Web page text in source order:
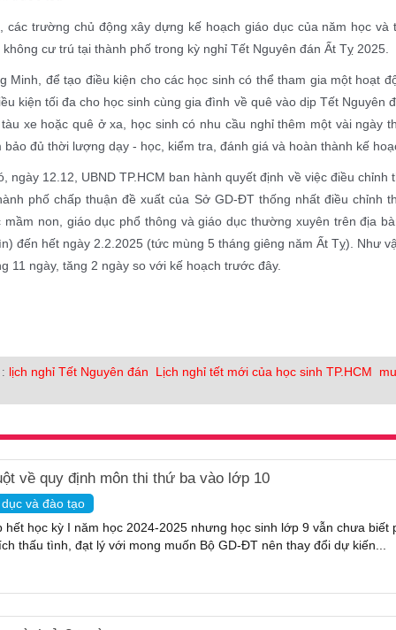
các trường chủ động xây dựng kế hoạch giáo dục của năm học
không cư trú tại thành phố trong kỳ nghỉ Tết Nguyên đán Ất Tỵ 2025.
Minh, để tạo điều kiện cho các học sinh có thể tham gia một hoạt
kiện tối đa cho học sinh cùng gia đình về quê vào dịp Tết
xe hoặc quê ở xa, học sinh có nhu cầu nghỉ thêm một vài ngày
bảo đủ thời lượng dạy - học, kiểm tra, đánh giá và hoàn thành kế
ngày 12.12, UBND TP.HCM ban hành quyết định về việc điều
phố chấp thuận đề xuất của Sở GD-ĐT thống nhất điều chỉnh
mầm non, giáo dục phổ thông và giáo dục thường xuyên trên địa
đến hết ngày 2.2.2025 (tức mùng 5 tháng giêng năm Ất Tỵ). Như
11 ngày, tăng 2 ngày so với kế hoạch trước đây.
lịch nghỉ Tết Nguyên đán Lịch nghỉ tết mới của học sinh TP.HCM
về quy định môn thi thứ ba vào lớp 10
và đào tạo
hết học kỳ I năm học 2024-2025 nhưng học sinh lớp 9 vẫn chưa
thấu tình, đạt lý với mong muốn Bộ GD-ĐT nên thay đổi dự kiến...